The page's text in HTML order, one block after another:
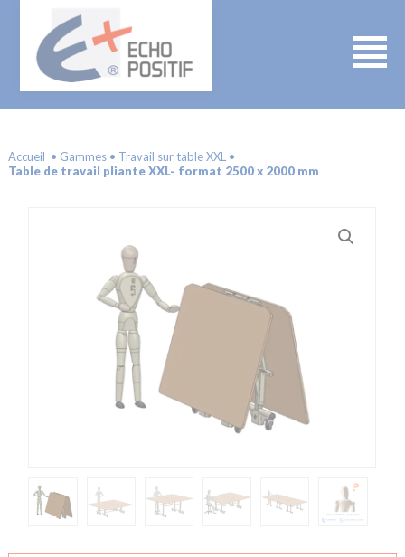
Accueil Gammes
Travail sur table XXL
Table de travail pliante XXL- format 2500 x 2000 mm